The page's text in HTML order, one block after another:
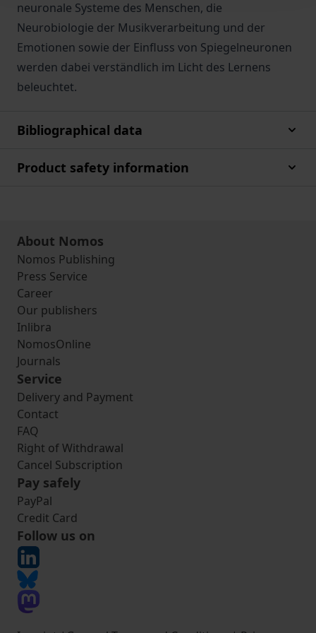
neuronale Systeme des Menschen, die
Neurobiologie der Musikverarbeitung und der
Emotionen sowie der Einfluss von Spiegelneuronen
werden dabei verständlich im Licht des Lernens
beleuchtet.
Bibliographical data
Product safety information
About Nomos
Nomos Publishing
Press Service
Career
Our publishers
Inlibra
NomosOnline
Journals
Service
Delivery and Payment
Contact
FAQ
Right of Withdrawal
Cancel Subscription
Pay safely
PayPal
Credit Card
Follow us on